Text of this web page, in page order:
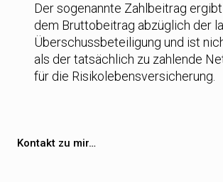
Der sogenannte Zahlbeitrag
dem Bruttobeitrag abzüglich der
Überschussbeteiligung und ist
als der tatsächlich zu zahlende
für die Risikolebensversicherung.
Kontakt zu mir…